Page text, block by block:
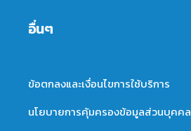
อื่นๆ
ข้อตกลงและเงื่อนไขการใช้บริการ
นโยบายการคุ้มครองข้อมูลส่วนบุคคล